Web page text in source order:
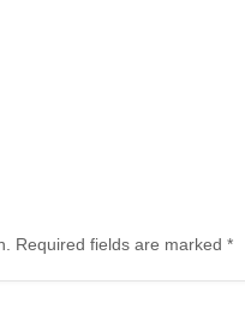
Required fields are marked *